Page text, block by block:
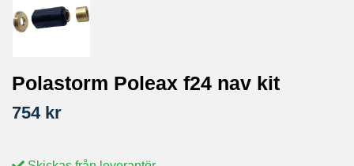
Polastorm Poleax f24 nav kit
754 kr